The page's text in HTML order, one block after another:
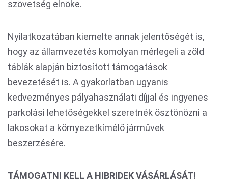
szövetség elnöke.
Nyilatkozatában kiemelte annak jelentőségét is,
hogy az államvezetés komolyan mérlegeli a zöld
táblák alapján biztosított támogatások
bevezetését is. A gyakorlatban ugyanis
kedvezményes pályahasználati díjjal és ingyenes
parkolási lehetőségekkel szeretnék ösztönözni a
lakosokat a környezetkímélő járművek
beszerzésére.
TÁMOGATNI KELL A HIBRIDEK VÁSÁRLÁSÁT!